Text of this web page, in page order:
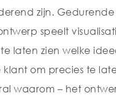
zijn.
speelt
laten zien welke
klant om precies te
waarom – het